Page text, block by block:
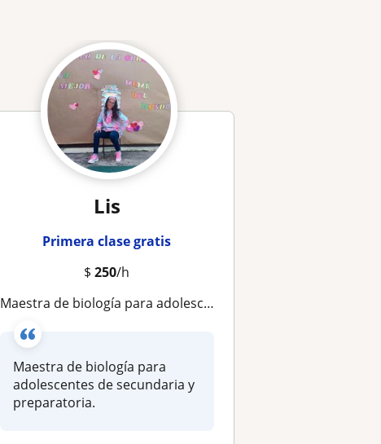
Lis
Primera clase gratis
$250/h
Maestra de biología para adolescentes de secundaria y preparatoria
Maestra de biología para
adolescentes de secundaria y
preparatoria.